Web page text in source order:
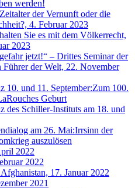
werden!
der Vernunft oder die
4. Februar 2023
Sie es mit dem Völkerrecht,
2023
jetzt!“ – Drittes Seminar der
Führer der Welt, 22. November
10. und 11. September:Zum 100.
Geburt
des Schiller-Instituts am 18. und
am 26. Mai:Irrsinn der
auszulösen
2022
2022
17. Januar 2022
2021